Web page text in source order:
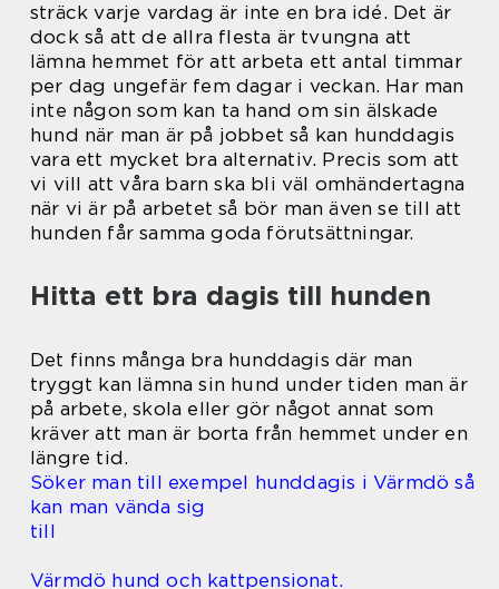
sträck varje vardag är inte en bra idé. Det är
dock så att de allra flesta är tvungna att
lämna hemmet för att arbeta ett antal timmar
per dag ungefär fem dagar i veckan. Har man
inte någon som kan ta hand om sin älskade
hund när man är på jobbet så kan hunddagis
vara ett mycket bra alternativ. Precis som att
vi vill att våra barn ska bli väl omhändertagna
när vi är på arbetet så bör man även se till att
hunden får samma goda förutsättningar.
Hitta ett bra dagis till hunden
Det finns många bra hunddagis där man
tryggt kan lämna sin hund under tiden man är
på arbete, skola eller gör något annat som
kräver att man är borta från hemmet under en
längre tid.
Söker man till exempel hunddagis i Värmdö så
kan man vända sig
till
Värmdö hund och kattpensionat.